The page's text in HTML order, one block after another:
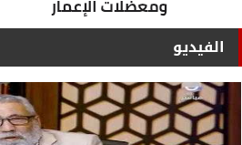
الفيديو